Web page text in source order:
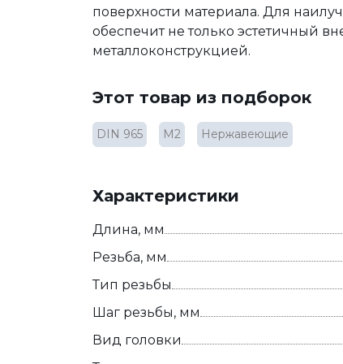
поверхности материала. Для
обеспечит не только эстетичный
металлоконструкцией.
Этот товар из подборок
DIN 965 М2 Нержавеющие
Характеристики
Длина, мм
Резьба, мм
Тип резьбы
Шаг резьбы, мм
Вид головки